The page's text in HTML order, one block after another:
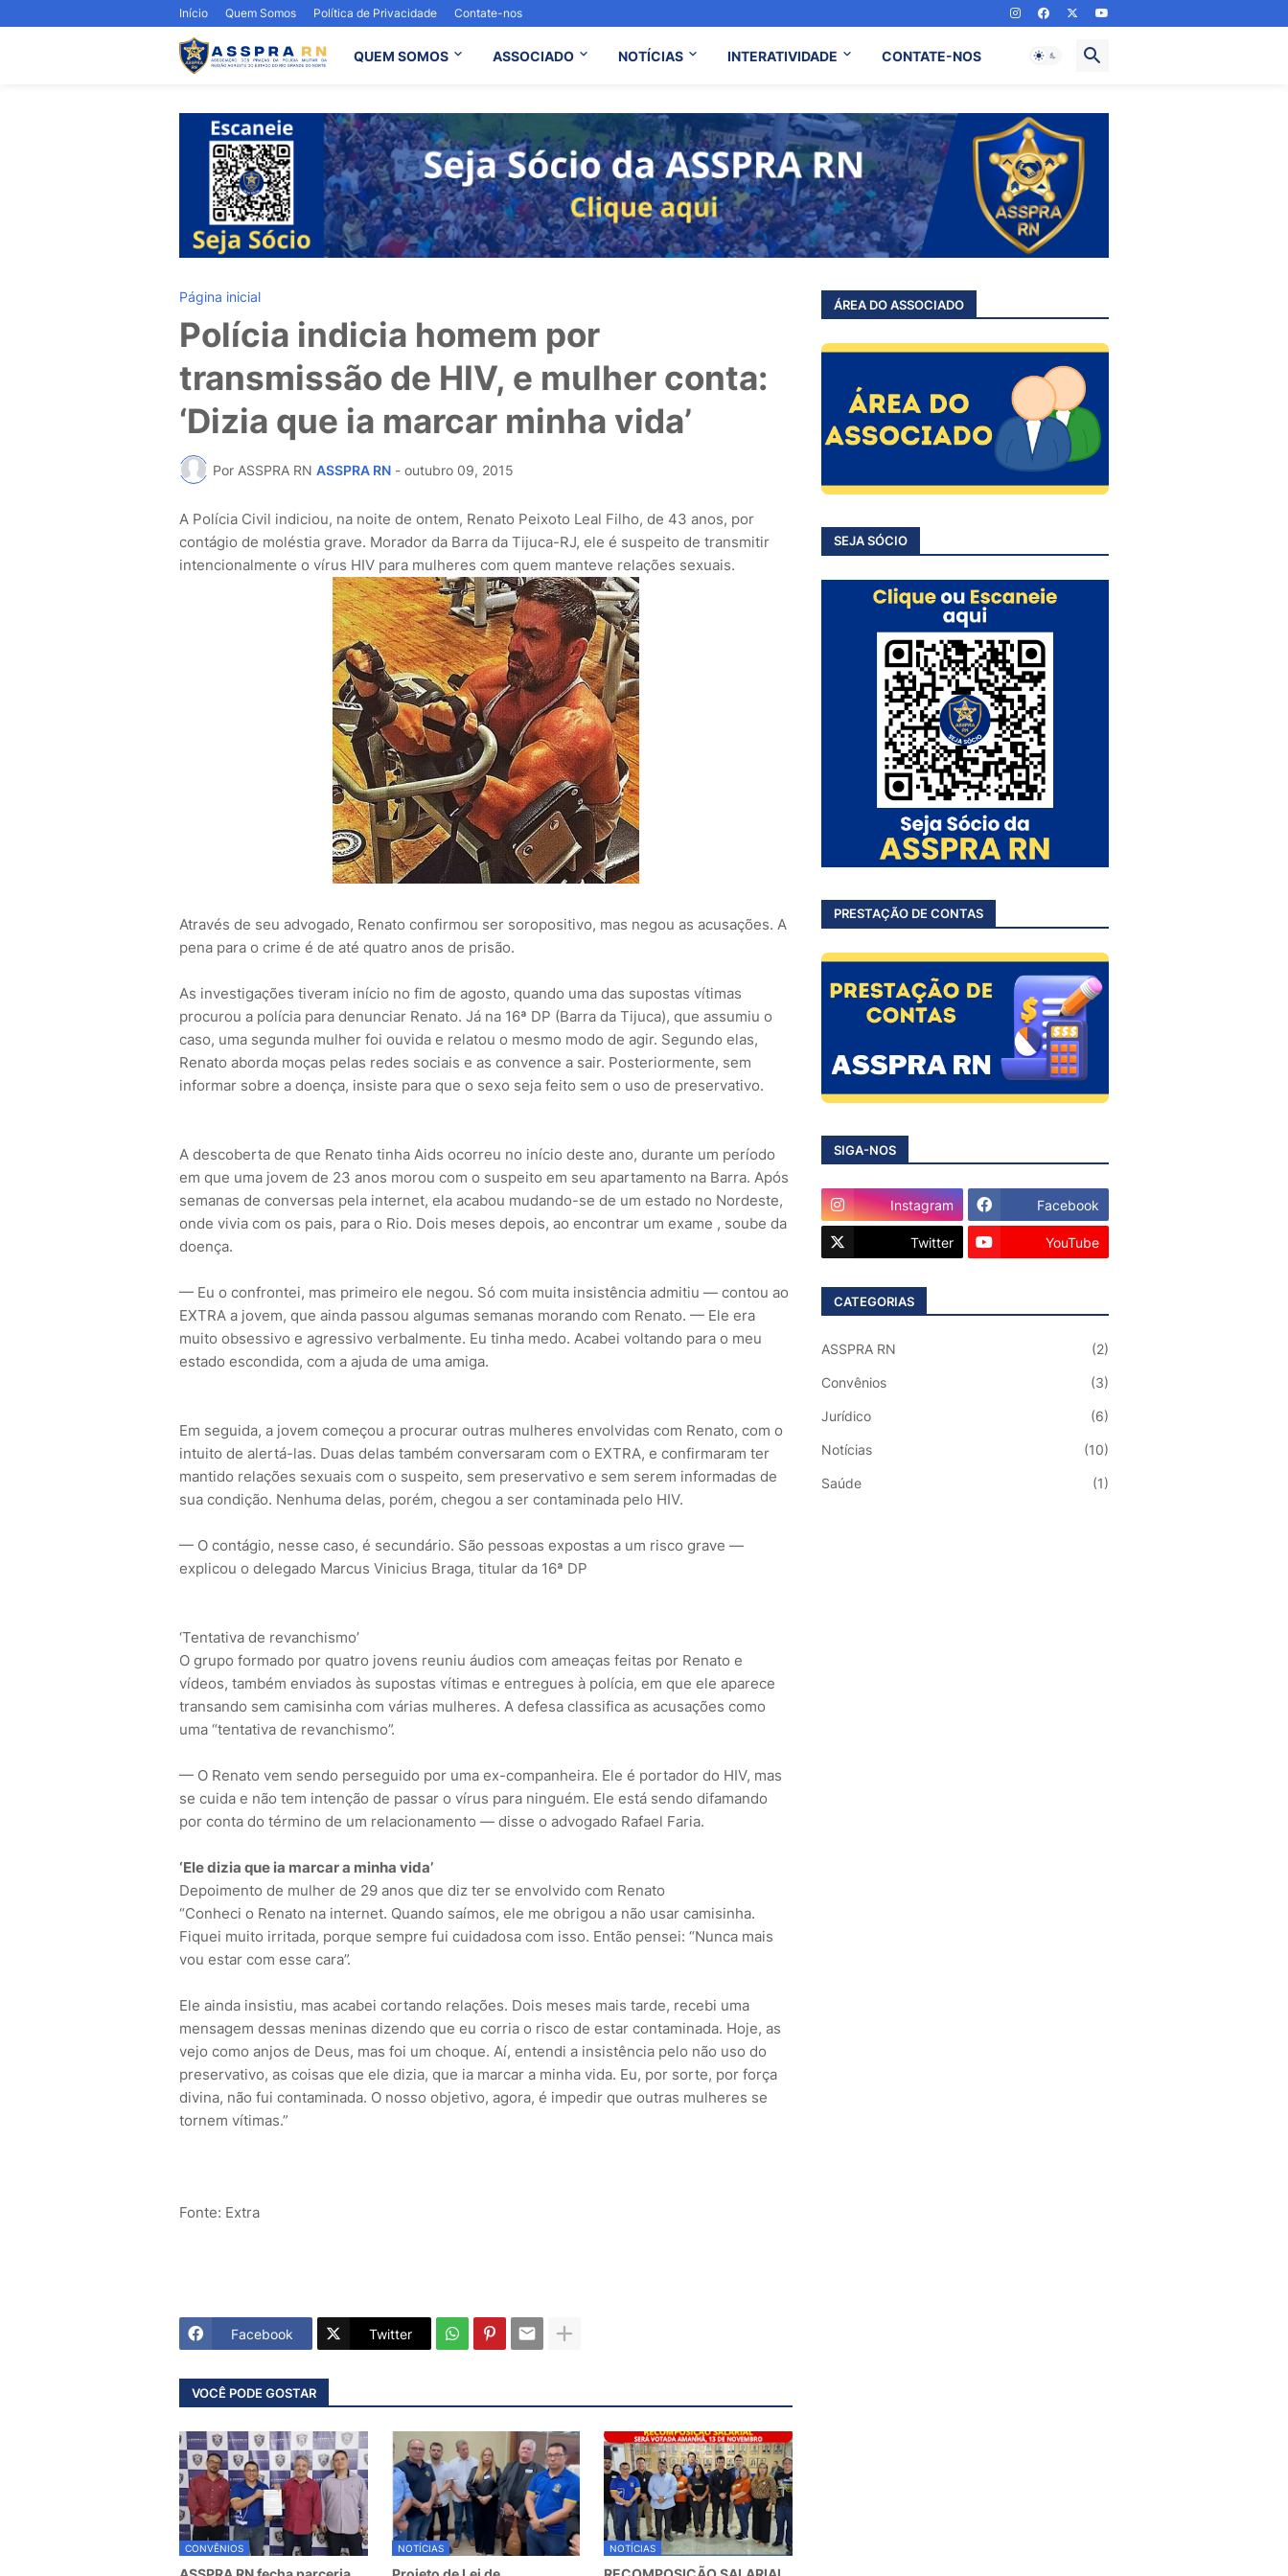
Início Quem Somos Política de Privacidade Contate-nos
QUEM SOMOS ASSOCIADO NOTÍCIAS INTERATIVIDADE CONTATE-NOS
Página inicial
Polícia indicia homem por
transmissão de HIV, e mulher conta:
‘Dizia que ia marcar minha vida’
Por ASSPRA RN ASSPRA RN - outubro 09, 2015
A Polícia Civil indiciou, na noite de ontem, Renato Peixoto Leal Filho, de 43 anos, por
contágio de moléstia grave. Morador da Barra da Tijuca-RJ, ele é suspeito de transmitir
intencionalmente o vírus HIV para mulheres com quem manteve relações sexuais.
Através de seu advogado, Renato confirmou ser soropositivo, mas negou as acusações. A
pena para o crime é de até quatro anos de prisão.
As investigações tiveram início no fim de agosto, quando uma das supostas vítimas
procurou a polícia para denunciar Renato. Já na 16ª DP (Barra da Tijuca), que assumiu o
caso, uma segunda mulher foi ouvida e relatou o mesmo modo de agir. Segundo elas,
Renato aborda moças pelas redes sociais e as convence a sair. Posteriormente, sem
informar sobre a doença, insiste para que o sexo seja feito sem o uso de preservativo.
A descoberta de que Renato tinha Aids ocorreu no início deste ano, durante um período
em que uma jovem de 23 anos morou com o suspeito em seu apartamento na Barra. Após
semanas de conversas pela internet, ela acabou mudando-se de um estado no Nordeste,
onde vivia com os pais, para o Rio. Dois meses depois, ao encontrar um exame , soube da
doença.
— Eu o confrontei, mas primeiro ele negou. Só com muita insistência admitiu — contou ao
EXTRA a jovem, que ainda passou algumas semanas morando com Renato. — Ele era
muito obsessivo e agressivo verbalmente. Eu tinha medo. Acabei voltando para o meu
estado escondida, com a ajuda de uma amiga.
Em seguida, a jovem começou a procurar outras mulheres envolvidas com Renato, com o
intuito de alertá-las. Duas delas também conversaram com o EXTRA, e confirmaram ter
mantido relações sexuais com o suspeito, sem preservativo e sem serem informadas de
sua condição. Nenhuma delas, porém, chegou a ser contaminada pelo HIV.
— O contágio, nesse caso, é secundário. São pessoas expostas a um risco grave —
explicou o delegado Marcus Vinicius Braga, titular da 16ª DP
‘Tentativa de revanchismo’
O grupo formado por quatro jovens reuniu áudios com ameaças feitas por Renato e
vídeos, também enviados às supostas vítimas e entregues à polícia, em que ele aparece
transando sem camisinha com várias mulheres. A defesa classifica as acusações como
uma “tentativa de revanchismo”.
— O Renato vem sendo perseguido por uma ex-companheira. Ele é portador do HIV, mas
se cuida e não tem intenção de passar o vírus para ninguém. Ele está sendo difamando
por conta do término de um relacionamento — disse o advogado Rafael Faria.
‘Ele dizia que ia marcar a minha vida’
Depoimento de mulher de 29 anos que diz ter se envolvido com Renato
“Conheci o Renato na internet. Quando saímos, ele me obrigou a não usar camisinha.
Fiquei muito irritada, porque sempre fui cuidadosa com isso. Então pensei: “Nunca mais
vou estar com esse cara”.
Ele ainda insistiu, mas acabei cortando relações. Dois meses mais tarde, recebi uma
mensagem dessas meninas dizendo que eu corria o risco de estar contaminada. Hoje, as
vejo como anjos de Deus, mas foi um choque. Aí, entendi a insistência pelo não uso do
preservativo, as coisas que ele dizia, que ia marcar a minha vida. Eu, por sorte, por força
divina, não fui contaminada. O nosso objetivo, agora, é impedir que outras mulheres se
tornem vítimas.”
Fonte: Extra
Facebook Twitter
VOCÊ PODE GOSTAR
CONVÊNIOS NOTÍCIAS NOTÍCIAS
ÁREA DO ASSOCIADO
SEJA SÓCIO
PRESTAÇÃO DE CONTAS
SIGA-NOS
Instagram Facebook
Twitter YouTube
CATEGORIAS
ASSPRA RN (2)
Convênios (3)
Jurídico (6)
Notícias (10)
Saúde (1)